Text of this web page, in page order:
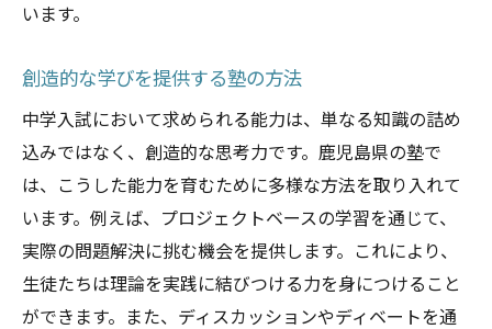
います。
創造的な学びを提供する塾の方法
中学入試において求められる能力は、単なる知識の詰め
込みではなく、創造的な思考力です。鹿児島県の塾で
は、こうした能力を育むために多様な方法を取り入れて
います。例えば、プロジェクトベースの学習を通じて、
実際の問題解決に挑む機会を提供します。これにより、
生徒たちは理論を実践に結びつける力を身につけること
ができます。また、ディスカッションやディベートを通